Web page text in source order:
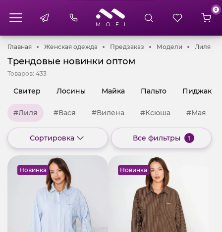
0
ГлавнаяГлавнаяЖенская одежда Женская одежда
Предзаказ Предзаказ
МоделиМодели
Лиля
Трендовые новинки оптом
Товаров: 433
Свитер Лосины Майка Пальто Пиджак
#Лиля #Вася #Вилена #Ксюша #Мая
Сортировка Все фильтры 1
Новинка Новинка